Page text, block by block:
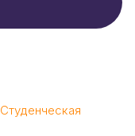
Студенческая